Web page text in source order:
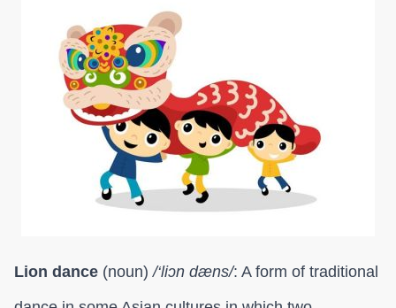
Lion dance (noun)/‘liɔn dæns/: A form of traditional